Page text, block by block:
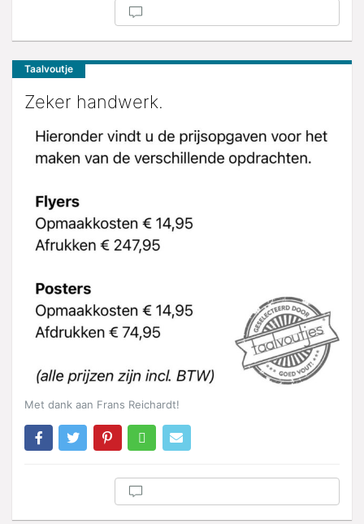
Taalvoutje
Zeker handwerk.
Met dank aan Frans Reichardt!